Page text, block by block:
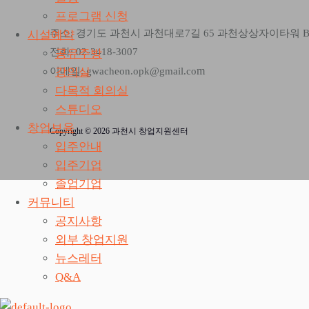
프로그램 신청
시설예약
공유주방
강의실
다목적 회의실
스튜디오
창업보육
입주안내
입주기업
졸업기업
커뮤니티
공지사항
외부 창업지원
뉴스레터
Q&A
주소: 경기도 과천시 과천대로7길 65 과천상상자이타워
전화: 02-3418-3007
이메일: gwacheon.opk@gmail.com
Copyright © 2026 과천시 창업지원센터